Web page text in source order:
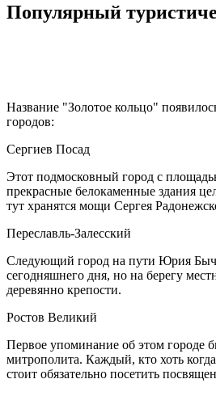
Популярный
Название "Золотое кольцо"
городов:
Сергиев Посад
Этот подмосковный город с
прекрасные белокаменные здания
тут хранятся мощи Сергея
Переславль-Залесский
Следующий город на пути Юрия
сегодняшнего дня, но на берегу
деревянно крепости.
Ростов Великий
Первое упоминание об этом городе
митрополита. Каждый, кто хоть
стоит обязательно посетить